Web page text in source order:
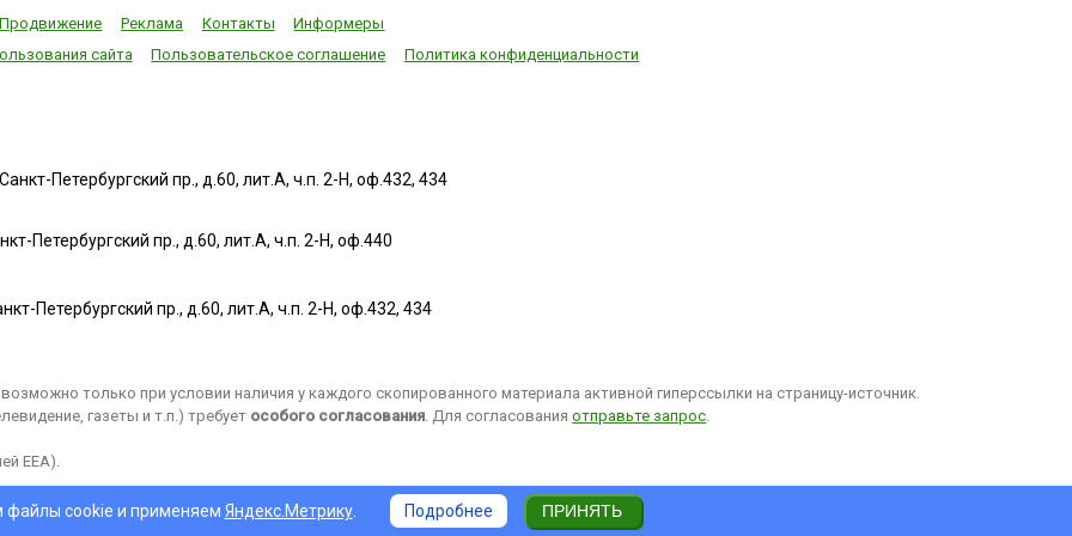
Продвижение Реклама Контакты
Информеры
сайта
Пользовательское соглашение Политика конфиденциальности
Петербургский пр., д.60, лит.А, ч.п. 2-Н, оф.432, 434
Петербургский пр., д.60, лит.А, ч.п. 2-Н, оф.440
Петербургский пр., д.60, лит.А, ч.п. 2-Н, оф.432, 434
только при условии наличия у каждого скопированного материала активной гиперссылки на страницу-источник.
газеты и т.п.) требует особого согласования. Для согласованияотправьте запрос.
EEA).
cookie и применяем Яндекс.Метрику. Подробнее ПРИНЯТЬ